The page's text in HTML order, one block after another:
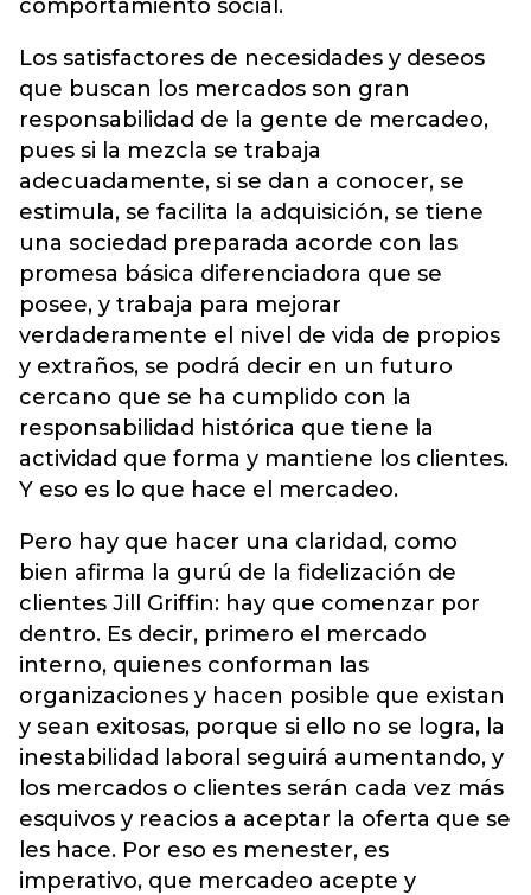
comportamiento social.
Los satisfactores de necesidades y deseos
que buscan los mercados son gran
responsabilidad de la gente de mercadeo,
pues si la mezcla se trabaja
adecuadamente, si se dan a conocer, se
estimula, se facilita la adquisición, se tiene
una sociedad preparada acorde con las
promesa básica diferenciadora que se
posee, y trabaja para mejorar
verdaderamente el nivel de vida de propios
y extraños, se podrá decir en un futuro
cercano que se ha cumplido con la
responsabilidad histórica que tiene la
actividad que forma y mantiene los clientes.
Y eso es lo que hace el mercadeo.
Pero hay que hacer una claridad, como
bien afirma la gurú de la fidelización de
clientes Jill Griffin: hay que comenzar por
dentro. Es decir, primero el mercado
interno, quienes conforman las
organizaciones y hacen posible que existan
y sean exitosas, porque si ello no se logra, la
inestabilidad laboral seguirá aumentando, y
los mercados o clientes serán cada vez más
esquivos y reacios a aceptar la oferta que se
les hace. Por eso es menester, es
imperativo, que mercadeo acepte y